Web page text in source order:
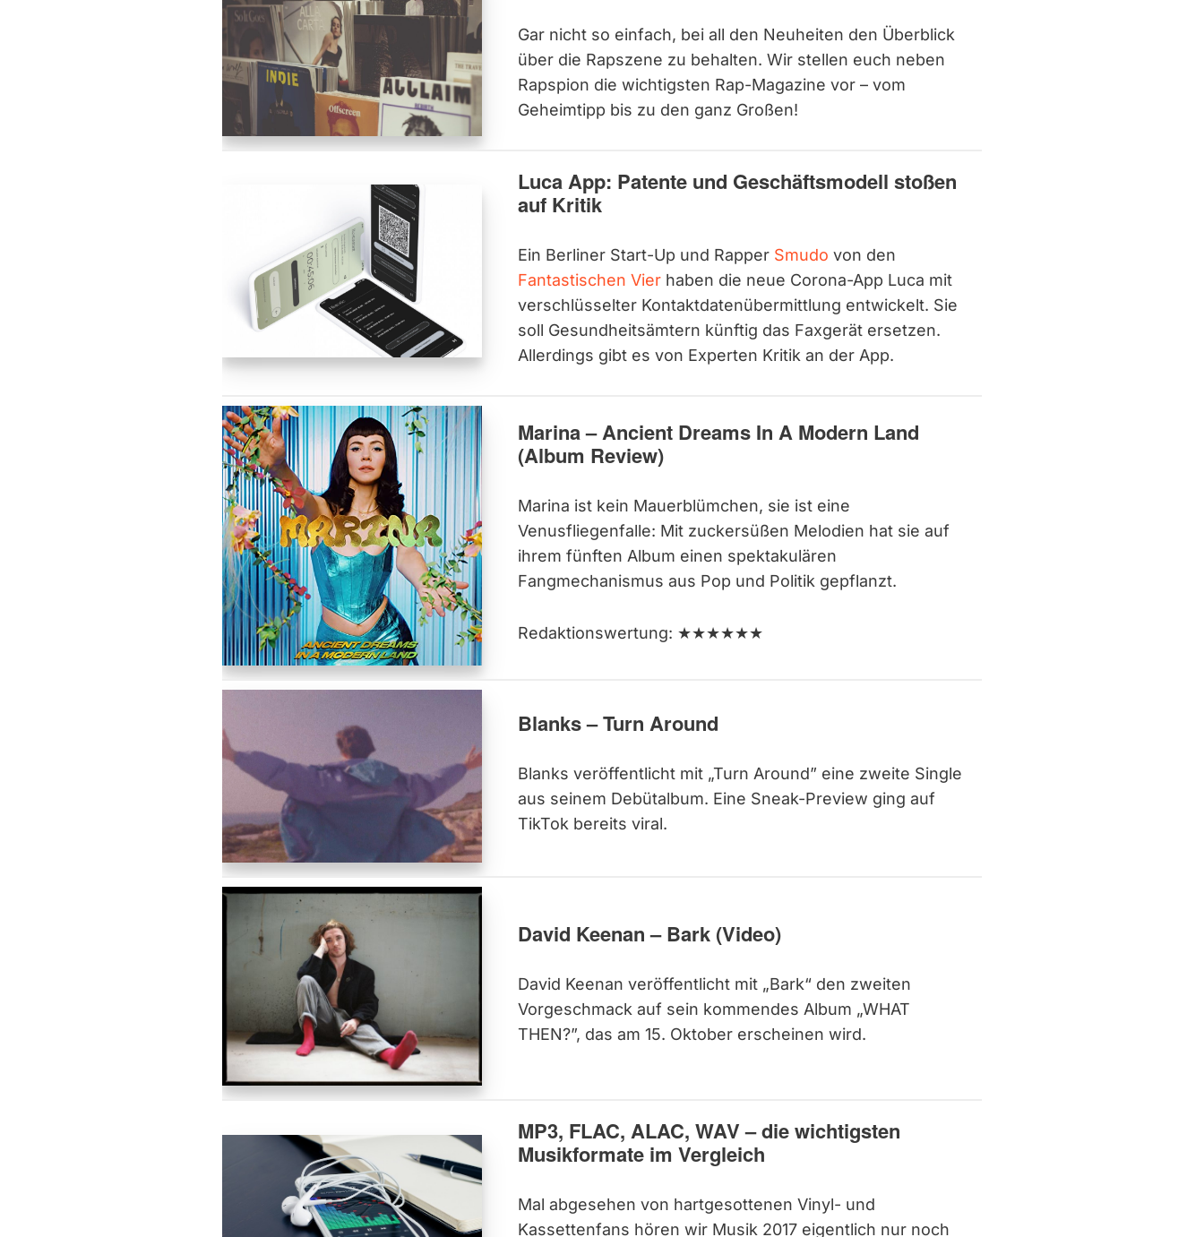
Gar nicht so einfach, bei all den Neuheiten den Überblick
über die Rapszene zu behalten. Wir stellen euch neben
Rapspion die wichtigsten Rap-Magazine vor – vom
Geheimtipp bis zu den ganz Großen!
Luca App: Patente und Geschäftsmodell stoßen
auf Kritik
Ein Berliner Start-Up und Rapper Smudo von den
Fantastischen Vierhaben die neue Corona-App Luca mit
verschlüsselter Kontaktdatenübermittlung entwickelt. Sie
soll Gesundheitsämtern künftig das Faxgerät ersetzen.
Allerdings gibt es von Experten Kritik an der App.
Marina – Ancient Dreams In A Modern Land
(Album Review)
Marina ist kein Mauerblümchen, sie ist eine
Venusfliegenfalle: Mit zuckersüßen Melodien hat sie auf
ihrem fünften Album einen spektakulären
Fangmechanismus aus Pop und Politik gepflanzt.
Redaktionswertung: ★★★★★★
Blanks – Turn Around
Blanks veröffentlicht mit „Turn Around” eine zweite Single
aus seinem Debütalbum. Eine Sneak-Preview ging auf
TikTok bereits viral.
David Keenan – Bark (Video)
David Keenan veröffentlicht mit „Bark“ den zweiten
Vorgeschmack auf sein kommendes Album „WHAT
THEN?”, das am 15. Oktober erscheinen wird.
MP3, FLAC, ALAC, WAV – die wichtigsten
Musikformate im Vergleich
Mal abgesehen von hartgesottenen Vinyl- und
Kassettenfans hören wir Musik 2017 eigentlich nur noch